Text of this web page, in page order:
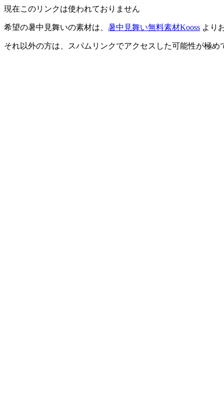
現在このリンクは使われておりません
希望の暑中見舞いの素材は、 暑中見舞い無料素材Kooss より
それ以外の方は、スパムリンクでアクセスした可能性が極め